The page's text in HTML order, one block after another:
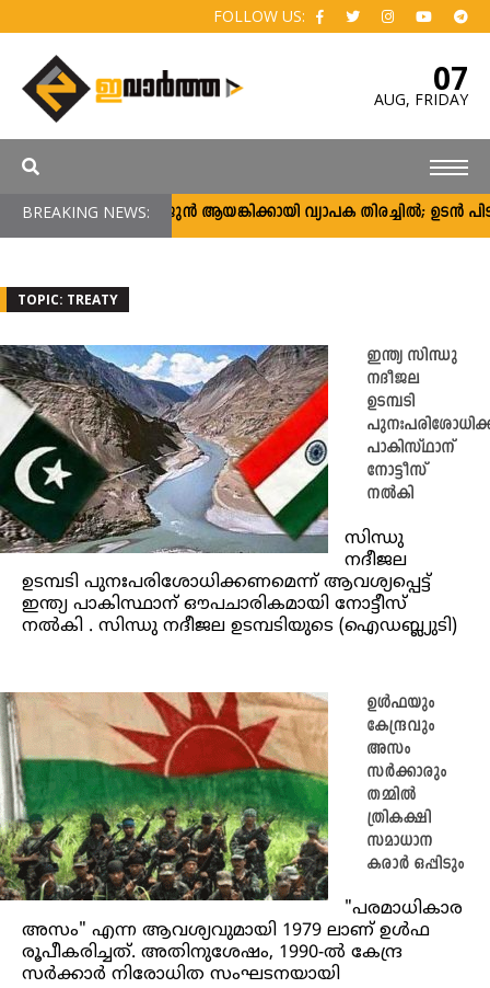
FOLLOW US:
07
AUG, FRIDAY
BREAKING NEWS:അർജുൻ ആയങ്കിക്കായി വ്യാപക തിരച്ചിൽ; ഉടൻ
TOPIC: TREATY
ഇന്ത്യ സിന്ധു
നദീജല
ഉടമ്പടി
പാകിസ്ഥാന്
നോട്ടീസ്
നൽകി
സിന്ധു
നദീജല
ഉടമ്പടി പുനഃപരിശോധിക്കണമെന്ന് ആവശ്യപ്പെട്ട്
ഇന്ത്യ പാകിസ്ഥാന് ഔപചാരികമായി നോട്ടീസ്
നൽകി . സിന്ധു നദീജല ഉടമ്പടിയുടെ (ഐഡബ്ല്യുടി)
ഉൾഫയും
കേന്ദ്രവും
അസം
സർക്കാരും
തമ്മിൽ
ത്രികക്ഷി
സമാധാന
കരാർ ഒപ്പിടും
"പരമാധികാര
അസം" എന്ന ആവശ്യവുമായി 1979 ലാണ് ഉൾഫ
രൂപീകരിച്ചത്. അതിനുശേഷം, 1990-ൽ കേന്ദ്ര
സർക്കാർ നിരോധിത സംഘടനയായി